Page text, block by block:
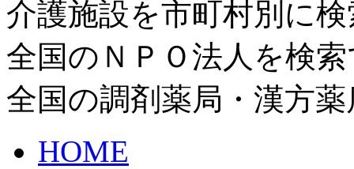
介護施設を市町村別に
全国のＮＰＯ法人を検
全国の調剤薬局・漢方
HOME